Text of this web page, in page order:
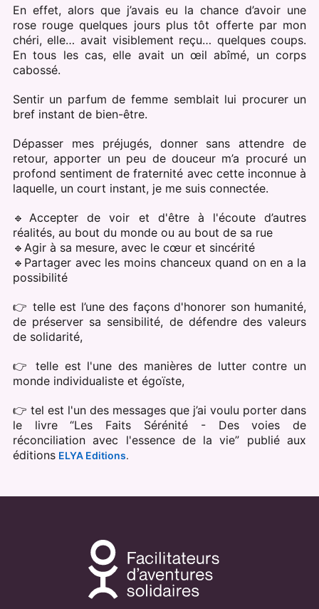
En effet, alors que j’avais eu la chance d’avoir une
rose rouge quelques jours plus tôt offerte par mon
chéri, elle… avait visiblement reçu… quelques coups.
En tous les cas, elle avait un œil abîmé, un corps
cabossé.
Sentir un parfum de femme semblait lui procurer un
bref instant de bien-être.
Dépasser mes préjugés, donner sans attendre de
retour, apporter un peu de douceur m’a procuré un
profond sentiment de fraternité avec cette inconnue à
laquelle, un court instant, je me suis connectée.
🔹Accepter de voir et d'être à l'écoute d’autres
réalités, au bout du monde ou au bout de sa rue
🔹Agir à sa mesure, avec le cœur et sincérité
🔹Partager avec les moins chanceux quand on en a la
possibilité
👉 telle est l’une des façons d'honorer son humanité,
de préserver sa sensibilité, de défendre des valeurs
de solidarité,
👉 telle est l'une des manières de lutter contre un
monde individualiste et égoïste,
👉 tel est l'un des messages que j’ai voulu porter dans
le livre “Les Faits Sérénité - Des voies de
réconciliation avec l'essence de la vie” publié aux
éditions ELYA Editions.